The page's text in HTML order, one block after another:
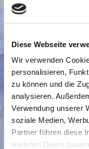
Diese Webseite
Wir verwenden
personalisieren,
zu können und die
analysieren.
Verwendung unserer
soziale Medien,
Partner führen diese
weiteren Daten